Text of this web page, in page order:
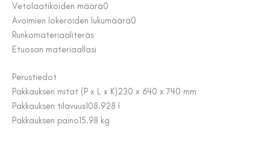
Vetolaatikoiden määrä0
Avoimien lokeroiden lukumäärä0
Runkomateriaaliteräs
Etuosan materiaallasi
Perustiedot
Pakkauksen mitat (P x L x K)230 x 640 x 740 mm
Pakkauksen tilavuus108.928 l
Pakkauksen paino15.98 kg